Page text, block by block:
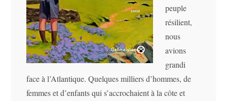
peuple
résilient,
nous
avions
grandi
face à l’Atlantique. Quelques milliers d’hommes, de
femmes et d’enfants qui s’accrochaient à la côte et